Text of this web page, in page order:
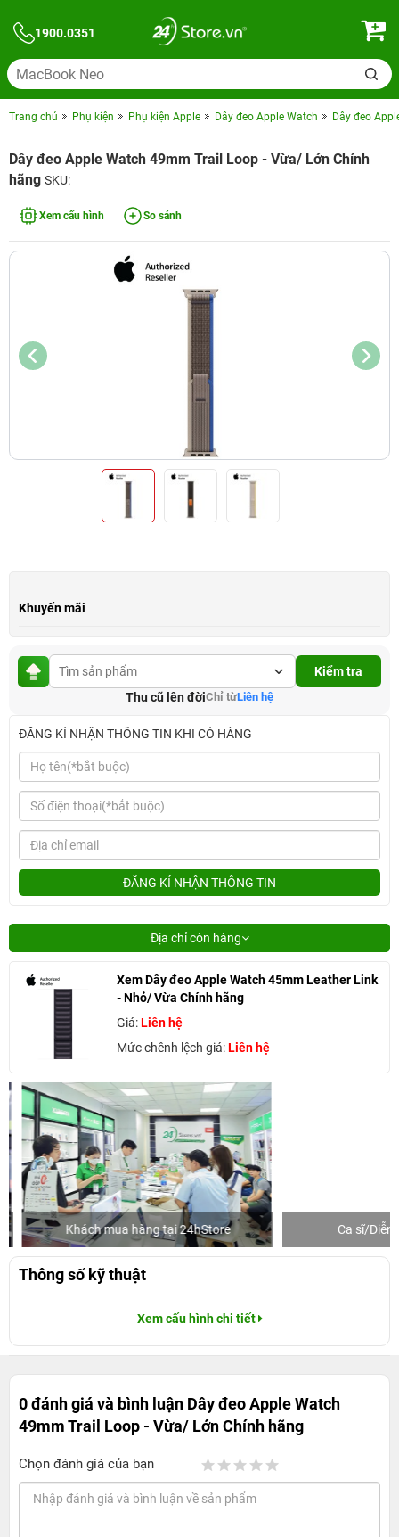
1900.0351
Trang chủ Phụ kiện Phụ kiện Apple Dây đeo Apple Watch Dây đeo
Dây đeo Apple Watch 49mm Trail Loop - Vừa/ Lớn Chính
hãng SKU:
Xem cấu hình So sánh
Khuyến mãi
Kiểm tra
Thu cũ lên đờiChỉ từLiên hệ
ĐĂNG KÍ NHẬN THÔNG TIN KHI CÓ HÀNG
ĐĂNG KÍ NHẬN THÔNG TIN
Địa chỉ còn hàng
Xem Dây đeo Apple Watch 45mm Leather Link
- Nhỏ/ Vừa Chính hãng
Giá:Liên hệ
Mức chênh lệch giá:Liên hệ
Khách mua hàng tại 24hStore Ca sĩ/Diễn
Thông số kỹ thuật
Xem cấu hình chi tiết
0 đánh giá và bình luận Dây đeo Apple Watch
49mm Trail Loop - Vừa/ Lớn Chính hãng
Chọn đánh giá của bạn